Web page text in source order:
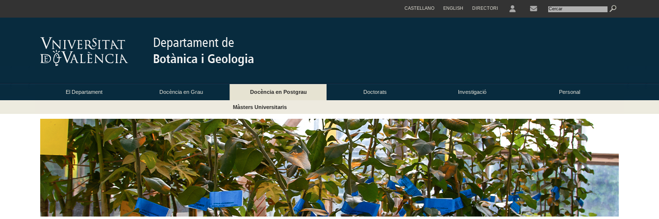
CASTELLANO ENGLISH DIRECTORI
El Departament Docència en Grau Docència en Postgrau Doctorats Investigació Personal
Màsters Universitaris